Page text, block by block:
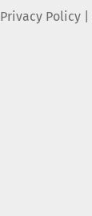
Privacy Policy|